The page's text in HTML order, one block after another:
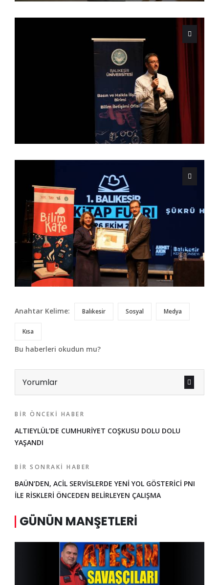
Anahtar Kelime: Balıkesir Sosyal Medya
Kısa
Bu haberleri okudun mu?
Yorumlar
BIR ÖNCEKI HABER
ALTIEYLÜL’DE CUMHURİYET COŞKUSU DOLU DOLU
YAŞANDI
BIR SONRAKI HABER
BAÜN’DEN, ACİL SERVİSLERDE YENİ YOL GÖSTERİCİ PNI
İLE RİSKLERİ ÖNCEDEN BELİRLEYEN ÇALIŞMA
GÜNÜN MANŞETLERI